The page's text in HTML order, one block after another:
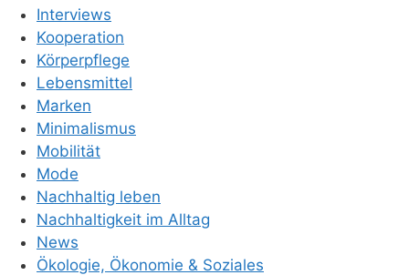
Interviews
Kooperation
Körperpflege
Lebensmittel
Marken
Minimalismus
Mobilität
Mode
Nachhaltig leben
Nachhaltigkeit im Alltag
News
Ökologie, Ökonomie & Soziales